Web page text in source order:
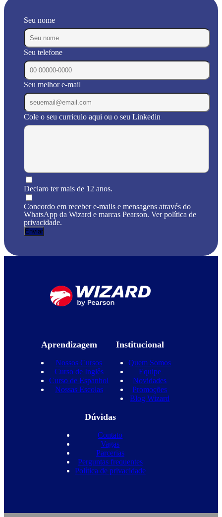
Seu nome
Seu telefone
Seu melhor e-mail
Cole o seu curriculo aqui ou o seu Linkedin
Declaro ter mais de 12 anos.
Concordo em receber e-mails e mensagens através do
WhatsApp da Wizard e marcas Pearson. Ver política de
privacidade.
Aprendizagem
Nossos Cursos
Curso de Inglês
Curso de Espanhol
Nossas Escolas
Institucional
Quem Somos
Equipe
Novidades
Promoções
Blog Wizard
Dúvidas
Contato
Vagas
Parcerias
Perguntas frequentes
Política de privacidade